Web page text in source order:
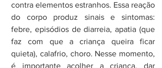
contra elementos estranhos. Essa reação
do corpo produz sinais e sintomas:
febre, episódios de diarreia, apatia (que
faz com que a criança queira ficar
quieta), calafrio, choro. Nesse momento,
é importante acolher a criança, dar